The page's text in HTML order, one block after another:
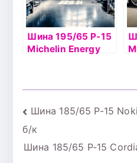
Шина 195/65 Р-15
Michelin Energy
Навигация
по
Шина 185/65 Р-15
б/к
Шина 185/65 Р-15